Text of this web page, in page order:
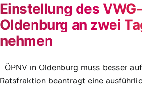
Einstellung des
Oldenburg an zwei
nehmen
ÖPNV in Oldenburg muss besser
Ratsfraktion beantragt eine